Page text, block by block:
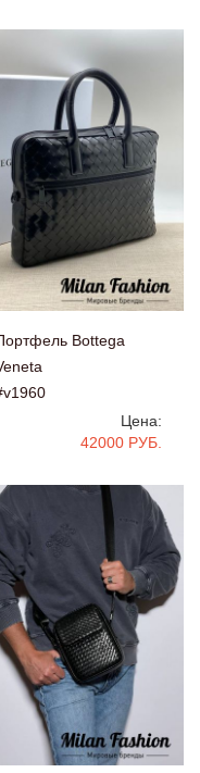
Bottega
Цена:
42000 РУБ.